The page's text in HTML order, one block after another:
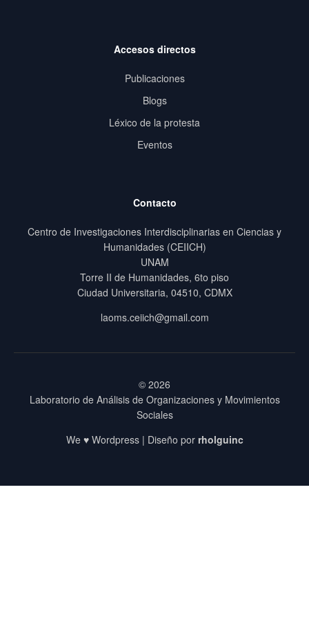
Accesos directos
Publicaciones
Blogs
Léxico de la protesta
Eventos
Contacto
Centro de Investigaciones Interdisciplinarias en Ciencias y
Humanidades (CEIICH)
UNAM
Torre II de Humanidades, 6to piso
Ciudad Universitaria, 04510, CDMX
laoms.ceiich@gmail.com
© 2026
Laboratorio de Análisis de Organizaciones y Movimientos
Sociales
We ♥ Wordpress | Diseño por rholguinc